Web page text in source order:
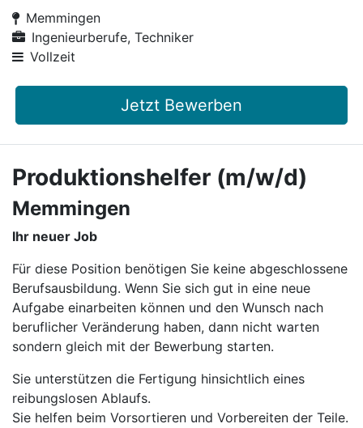
Memmingen
Ingenieurberufe, Techniker
Vollzeit
Jetzt Bewerben
Produktionshelfer (m/w/d)
Memmingen
Ihr neuer Job
Für diese Position benötigen Sie keine abgeschlossene
Berufsausbildung. Wenn Sie sich gut in eine neue
Aufgabe einarbeiten können und den Wunsch nach
beruflicher Veränderung haben, dann nicht warten
sondern gleich mit der Bewerbung starten.
Sie unterstützen die Fertigung hinsichtlich eines
reibungslosen Ablaufs.
Sie helfen beim Vorsortieren und Vorbereiten der Teile.